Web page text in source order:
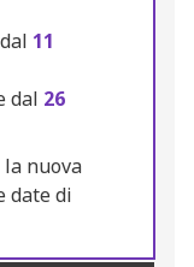
11
dal 26
nuova
date di